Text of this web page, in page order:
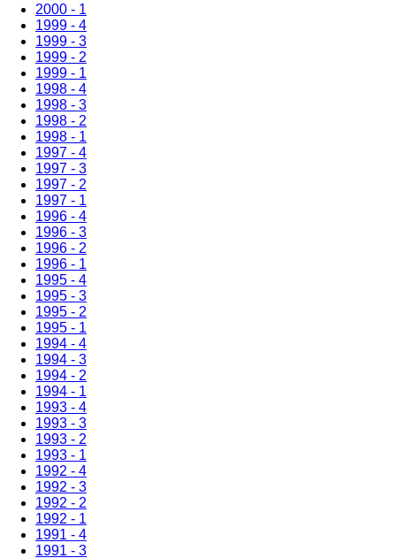
2000 - 1
1999 - 4
1999 - 3
1999 - 2
1999 - 1
1998 - 4
1998 - 3
1998 - 2
1998 - 1
1997 - 4
1997 - 3
1997 - 2
1997 - 1
1996 - 4
1996 - 3
1996 - 2
1996 - 1
1995 - 4
1995 - 3
1995 - 2
1995 - 1
1994 - 4
1994 - 3
1994 - 2
1994 - 1
1993 - 4
1993 - 3
1993 - 2
1993 - 1
1992 - 4
1992 - 3
1992 - 2
1992 - 1
1991 - 4
1991 - 3